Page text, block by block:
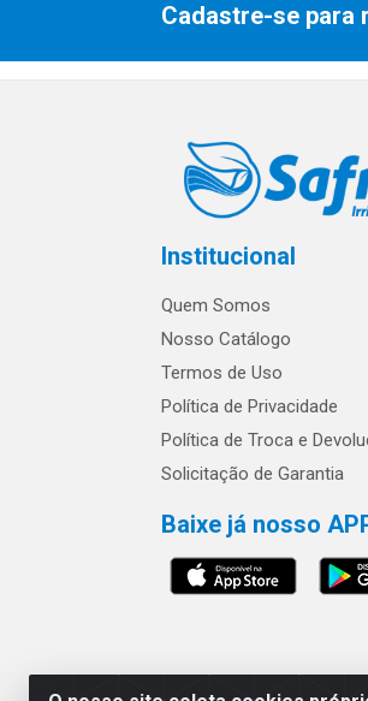
Cadastre-se para
Institucional
Quem Somos
Nosso Catálogo
Termos de Uso
Política de Privacidade
Política de Troca e
Solicitação de Garantia
Baixe já nosso